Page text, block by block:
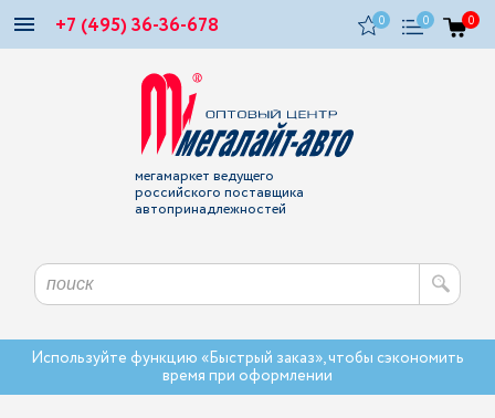
+7 (495) 36-36-678 0 0 0
мегамаркет ведущего
российского поставщика
автопринадлежностей
Используйте функцию «Быстрый заказ», чтобы сэкономить
время при оформлении